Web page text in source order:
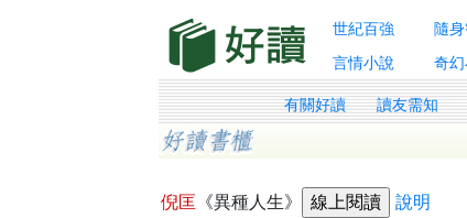
世紀百強 隨
言情小說
奇
有關好讀 讀友需知
倪匡 《異種人生》 說明